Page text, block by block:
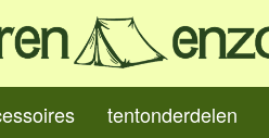
tentonderdelen